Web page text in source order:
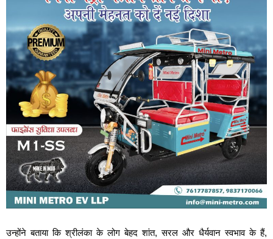
उन्होंने बताया कि श्रीलंका के लोग बेहद शांत, सरल और धैर्यवान स्वभाव के हैं,